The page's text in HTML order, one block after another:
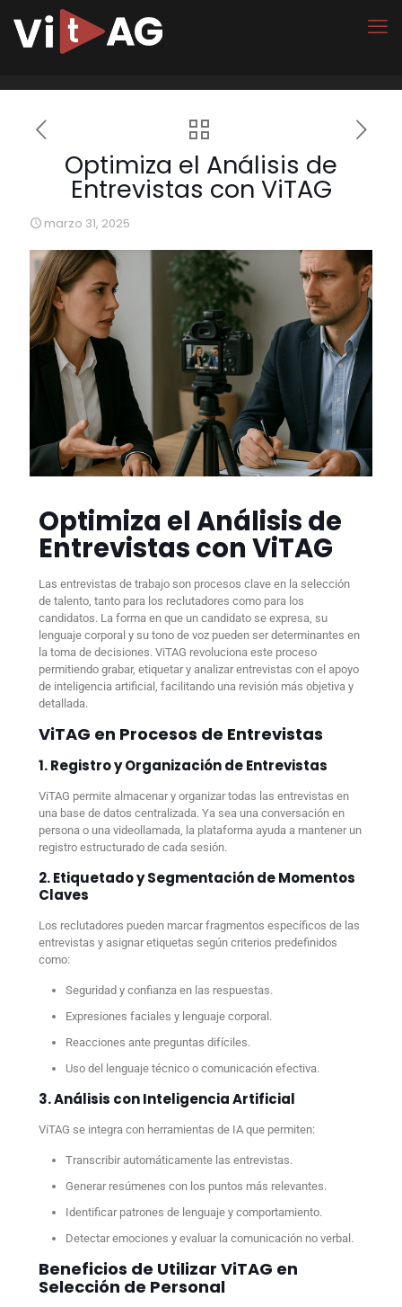
Optimiza el Análisis de
Entrevistas con ViTAG
marzo 31, 2025
Optimiza el Análisis de
Entrevistas con ViTAG
Las entrevistas de trabajo son procesos clave en la selección
de talento, tanto para los reclutadores como para los
candidatos. La forma en que un candidato se expresa, su
lenguaje corporal y su tono de voz pueden ser determinantes en
la toma de decisiones. ViTAG revoluciona este proceso
permitiendo grabar, etiquetar y analizar entrevistas con el apoyo
de inteligencia artificial, facilitando una revisión más objetiva y
detallada.
ViTAG en Procesos de Entrevistas
1. Registro y Organización de Entrevistas
ViTAG permite almacenar y organizar todas las entrevistas en
una base de datos centralizada. Ya sea una conversación en
persona o una videollamada, la plataforma ayuda a mantener un
registro estructurado de cada sesión.
2. Etiquetado y Segmentación de Momentos
Claves
Los reclutadores pueden marcar fragmentos específicos de las
entrevistas y asignar etiquetas según criterios predefinidos
como:
Seguridad y confianza en las respuestas.
Expresiones faciales y lenguaje corporal.
Reacciones ante preguntas difíciles.
Uso del lenguaje técnico o comunicación efectiva.
3. Análisis con Inteligencia Artificial
ViTAG se integra con herramientas de IA que permiten:
Transcribir automáticamente las entrevistas.
Generar resúmenes con los puntos más relevantes.
Identificar patrones de lenguaje y comportamiento.
Detectar emociones y evaluar la comunicación no verbal.
Beneficios de Utilizar ViTAG en
Selección de Personal